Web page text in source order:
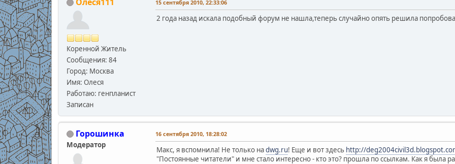
Коренной Житель
Сообщения: 84
Город: Москва
Имя: Олеся
Работаю: генпланист
Записан
15 сентября 2010, 22:33:06
2 года назад искала подобный форум не нашла,теперь случайно опять решила
Горошинка
Модератор
16 сентября 2010, 18:28:02
Макс, я вспомнила! Не только наdwg.ru! Еще и вот здесь http://
"Постоянные читатели" и мне стало интересно - кто это? прошла по ссылкам. Как я была